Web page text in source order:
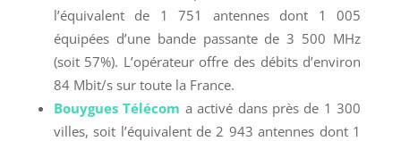
l’équivalent de 1 751 antennes dont 1 005
équipées d’une bande passante de 3 500 MHz
(soit 57%). L’opérateur offre des débits d’environ
84 Mbit/s sur toute la France.
Bouygues Télécom a activé dans près de 1 300
villes, soit l’équivalent de 2 943 antennes dont 1